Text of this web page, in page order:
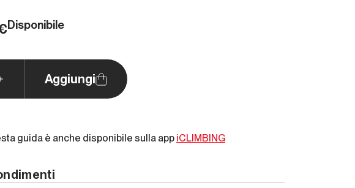
Disponibile
Aggiungi
guida è anche disponibile sulla app iCLIMBING